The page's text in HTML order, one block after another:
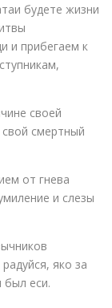
будете жизни
и прибегаем к
своей
смертный
от гнева
и слезы
яко за
был еси.